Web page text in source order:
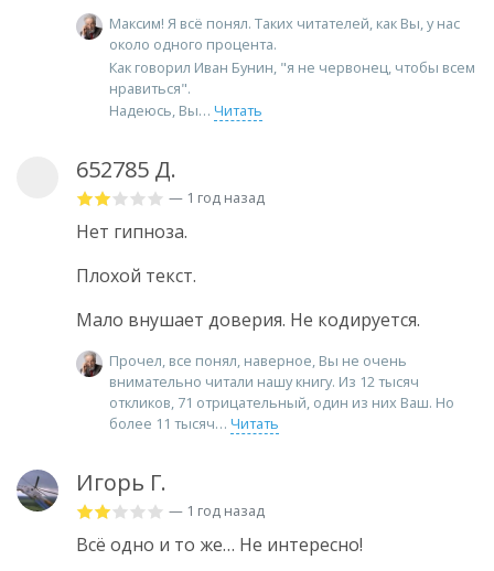
Максим! Я всё понял. Таких читателей, как Вы, у нас
около одного процента.
Как говорил Иван Бунин, "я не червонец, чтобы всем
нравиться".
Надеюсь, Вы
Читать
652785 Д.
— 1 год назад
Нет гипноза.
Плохой текст.
Мало внушает доверия. Не кодируется.
Прочел, все понял, наверное, Вы не очень
внимательно читали нашу книгу. Из 12 тысяч
откликов, 71 отрицательный, один из них Ваш. Но
более 11 тысяч
Читать
Игорь Г.
— 1 год назад
Всё одно и то же… Не интересно!